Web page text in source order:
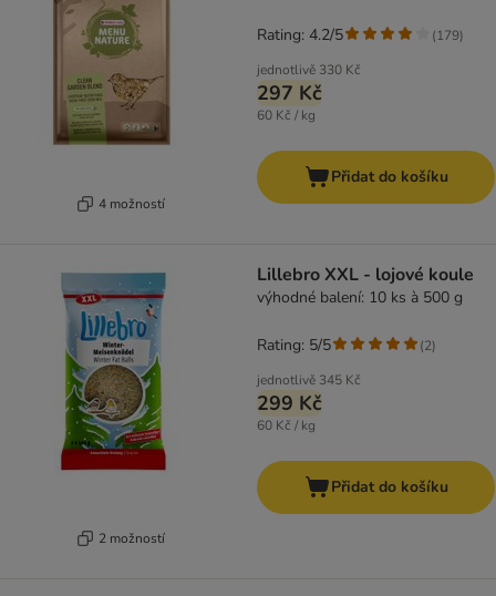
4 možností
jednotlivě 330 Kč
297 Kč
60 Kč / kg
Rating: 4.2/5 (179)
Přidat do košíku
2 možností
Lillebro XXL - lojové koule
výhodné balení: 10 ks à 500 g
jednotlivě 345 Kč
299 Kč
60 Kč / kg
Rating: 5/5 (2)
Přidat do košíku